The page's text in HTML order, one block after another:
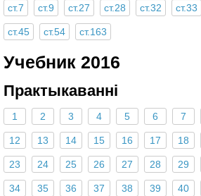
ст.7 ст.9 ст.27 ст.28 ст.32 ст.33
ст.45 ст.54 ст.163
Учебник 2016
Практыкаванні
1 2 3 4 5 6 7
12 13 14 15 16 17 18
23 24 25 26 27 28 29
34 35 36 37 38 39 40